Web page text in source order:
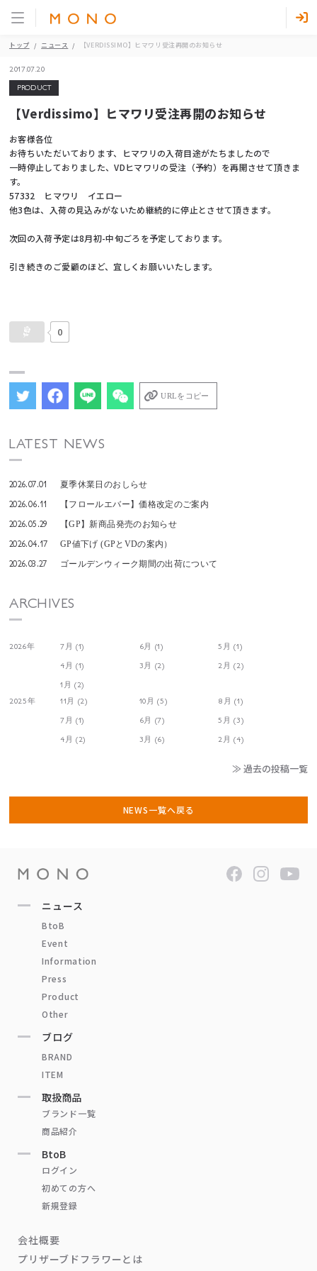
トップ ニュース 【VERDISSIMO】ヒマワリ受注再開のお知らせ
2017.07.20
PRODUCT
【Verdissimo】ヒマワリ受注再開のお知らせ
お客様各位
お待ちいただいております、ヒマワリの入荷目途がたちましたので
一時停止しておりました、VDヒマワリの受注（予約）を再開させて頂きま
す。
57332 ヒマワリ イエロー
他3色は、入荷の見込みがないため継続的に停止とさせて頂きます。
次回の入荷予定は8月初-中旬ごろを予定しております。
引き続きのご愛顧のほど、宜しくお願いいたします。
0
URLをコピー
LATEST NEWS
2026.07.01 夏季休業日のおしらせ
2026.06.11 【フロールエバー】価格改定のご案内
2026.05.29 【GP】新商品発売のお知らせ
2026.04.17 GP値下げ (GPとVDの案内）
2026.03.27 ゴールデンウィーク期間の出荷について
ARCHIVES
2026年 7月 (1) 6月 (1)
5月 (1)
4月 (1)
3月 (2)
2月 (2)
1月 (2)
2025年
11月 (2) 10月 (5)
8月 (1)
7月 (1)
6月 (7)
5月 (3)
4月 (2)
3月 (6) 2月 (4)
≫ 過去の投稿一覧
NEWS一覧へ戻る
ニュース
BtoB
Event
Information
Press
Product
Other
ブログ
BRAND
ITEM
取扱商品
ブランド一覧
商品紹介
BtoB
ログイン
初めての方へ
新規登録
会社概要
プリザーブドフラワーとは